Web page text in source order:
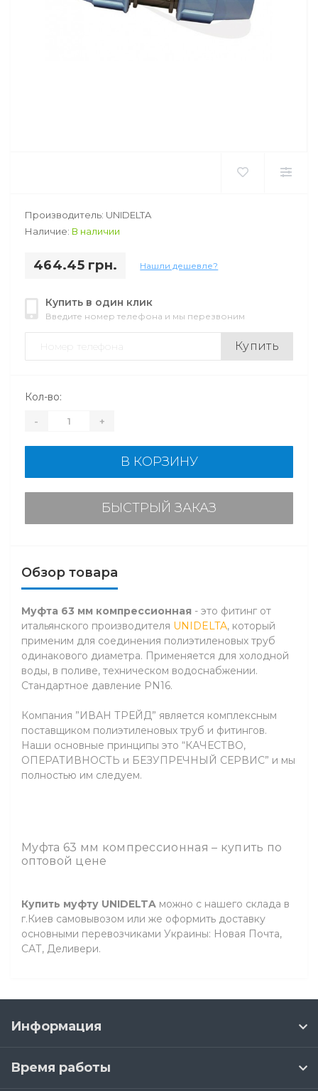
Производитель: UNIDELTA
Наличие: В наличии
464.45 грн. Нашли дешевле?
Купить в один клик
Введите номер телефона и мы перезвоним
Купить
Кол-во:
- +
В КОРЗИНУ
БЫСТРЫЙ ЗАКАЗ
Обзор товара
Муфта 63 мм компрессионная - это фитинг от
итальянского производителя UNIDELTA, который
применим для соединения полиэтиленовых труб
одинакового диаметра. Применяется для холодной
воды, в поливе, техническом водоснабжении.
Стандартное давление PN16.
Компания ”ИВАН ТРЕЙД” является комплексным
поставщиком полиэтиленовых труб и фитингов.
Наши основные принципы это “КАЧЕСТВО,
ОПЕРАТИВНОСТЬ и БЕЗУПРЕЧНЫЙ СЕРВИС” и мы
полностью им следуем.
Муфта 63 мм компрессионная – купить по
оптовой цене
Купить муфту UNIDELTA можно с нашего склада в
г.Киев самовывозом или же оформить доставку
основными перевозчиками Украины: Новая Почта,
САТ, Деливери.
Информация
Время работы